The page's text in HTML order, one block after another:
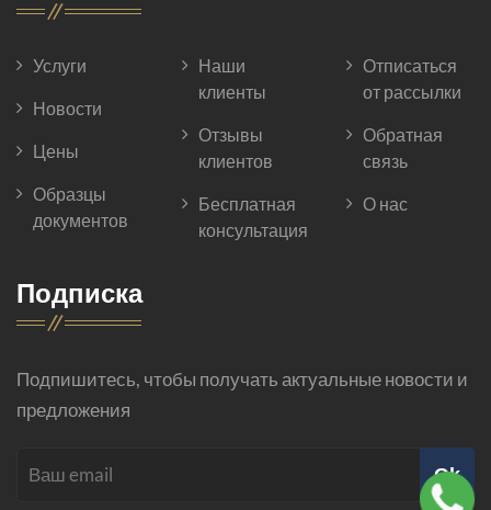
Услуги
Новости
Цены
Образцы
документов
Наши
клиенты
Отзывы
клиентов
Бесплатная
консультация
Отписаться
от рассылки
Обратная
связь
О нас
Подписка
Подпишитесь, чтобы получать актуальные новости и
предложения
Ok